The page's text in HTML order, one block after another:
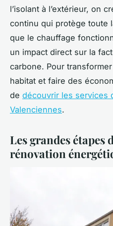
l’isolant à l’extérieur, on
continu qui protège toute
que le chauffage
un impact direct sur la
carbone. Pour
habitat et faire des
de découvrir les services
Valenciennes.
Les grandes étapes
rénovation